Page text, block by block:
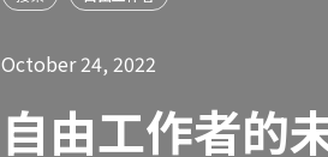
October 24, 2022
自由工作者的